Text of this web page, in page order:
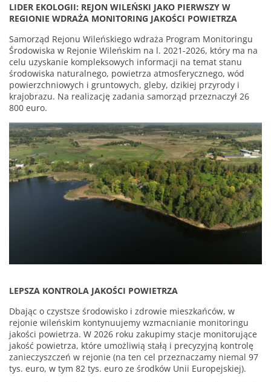
LIDER EKOLOGII: REJON WILEŃSKI JAKO PIERWSZY W
REGIONIE WDRAŻA MONITORING JAKOŚCI POWIETRZA
Samorząd Rejonu Wileńskiego wdraża Program Monitoringu
Środowiska w Rejonie Wileńskim na l. 2021-2026, który ma na
celu uzyskanie kompleksowych informacji na temat stanu
środowiska naturalnego, powietrza atmosferycznego, wód
powierzchniowych i gruntowych, gleby, dzikiej przyrody i
krajobrazu. Na realizację zadania samorząd przeznaczył 26
800 euro.
LEPSZA KONTROLA JAKOŚCI POWIETRZA
Dbając o czystsze środowisko i zdrowie mieszkańców, w
rejonie wileńskim kontynuujemy wzmacnianie monitoringu
jakości powietrza. W 2026 roku zakupimy stacje monitorujące
jakość powietrza, które umożliwią stałą i precyzyjną kontrolę
zanieczyszczeń w rejonie (na ten cel przeznaczamy niemal 97
tys. euro, w tym 82 tys. euro ze środków Unii Europejskiej).